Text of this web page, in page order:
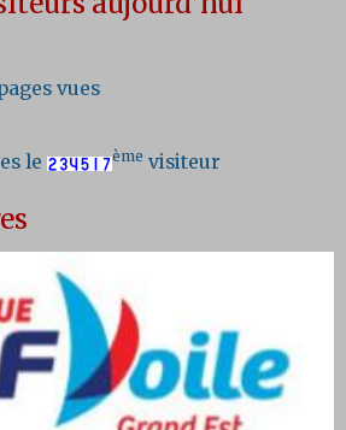
vues
le ème visiteur